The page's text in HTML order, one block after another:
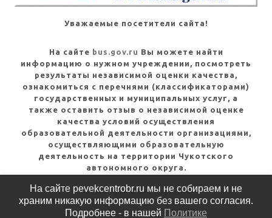
Уважаемые посетители сайта!
На сайте bus.gov.ru Вы можете найти
информацию о нужном учреждении, посмотреть
результаты независимой оценки качества,
ознакомиться с перечнями (классификаторами)
государственных и муниципальных услуг, а
также оставить отзыв о независимой оценке
качества условий осуществления
образовательной деятельности организациями,
осуществляющими образовательную
деятельность на территории Чукотского
автономного округа.
Посмотреть инструкцию
На сайте pevekcentrobr.ru мы не собираем и не
храним никакую информацию без вашего согласия.
Подробнее - в нашей Политике